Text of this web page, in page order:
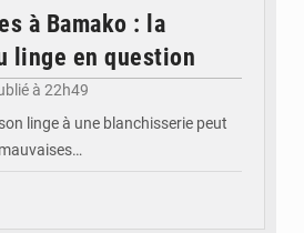
à Bamako : la
linge en question
à 22h49
linge à une blanchisserie peut